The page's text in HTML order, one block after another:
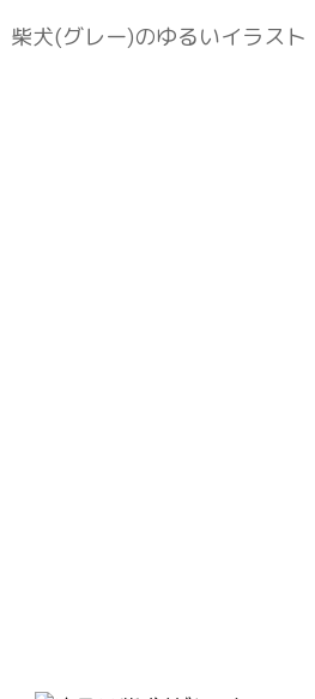
柴犬(グレー)のゆるいイラスト